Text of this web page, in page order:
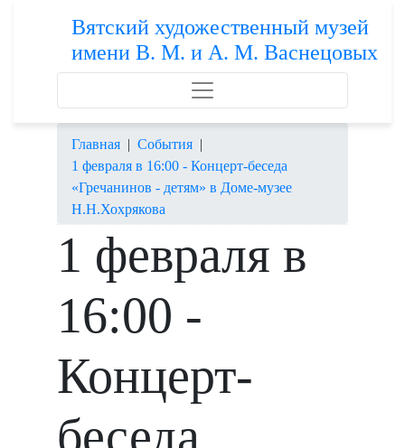
Вятский художественный музей
имени В. М. и А. М. Васнецовых
Главная | События |
1 февраля в 16:00 - Концерт-беседа
«Гречанинов - детям» в Доме-музее
Н.Н.Хохрякова
1 февраля в
16:00 -
Концерт-
беседа